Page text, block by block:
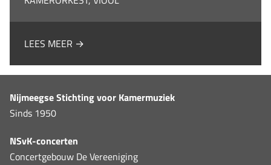
LEES MEER →
Nijmeegse Stichting voor Kamermuziek
Sinds 1950
NSvK-concerten
Concertgebouw De Vereeniging